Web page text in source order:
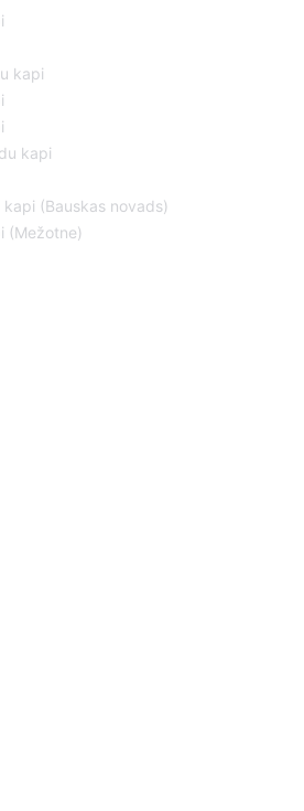
kapi
kapi
(Bauskas novads)
(Mežotne)